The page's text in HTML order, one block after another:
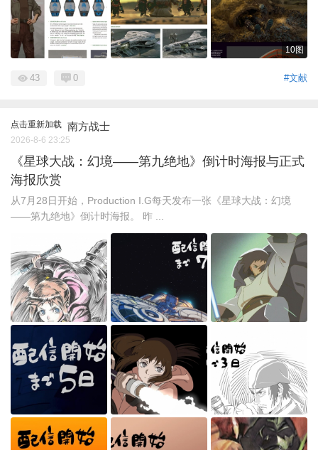
10图
#文献
43 0
点击重新加载 南方战士
2026-8-6 23:25
《星球大战：幻境——第九绝地》倒计时海报与正式
海报欣赏
从7月28日开始，Production I.G每天发布一张《星球大战：幻境
——第九绝地》倒计时海报。 昨 ...